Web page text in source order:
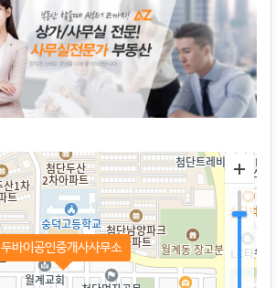
두바이공인중개사사무소